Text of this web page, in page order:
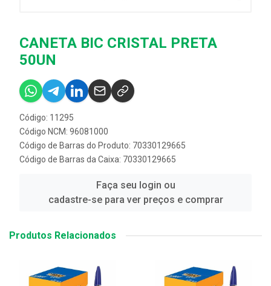
CANETA BIC CRISTAL PRETA
50UN
Código: 11295
Código NCM: 96081000
Código de Barras do Produto: 70330129665
Código de Barras da Caixa: 70330129665
Faça seu login ou
cadastre-se para ver preços e comprar
Produtos Relacionados